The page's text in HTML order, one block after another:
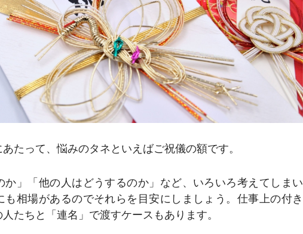
たって、悩みのタネといえばご祝儀の額です。
か」「他の人はどうするのか」など、いろいろ考えてしまい
も相場があるのでそれらを目安にしましょう。仕事上の付き
たちと「連名」で渡すケースもあります。